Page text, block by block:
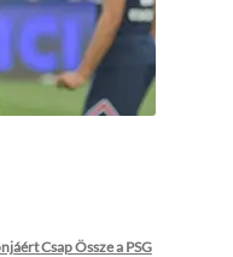
Csap Össze a PSG